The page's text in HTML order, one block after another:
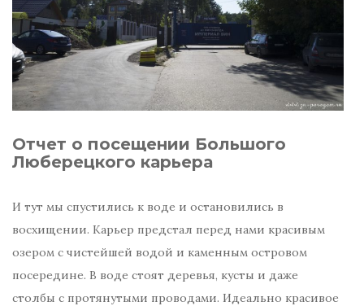
Отчет о посещении Большого
Люберецкого карьера
И тут мы спустились к воде и остановились в
восхищении. Карьер предстал перед нами красивым
озером с чистейшей водой и каменным островом
посередине. В воде стоят деревья, кусты и даже
столбы с протянутыми проводами. Идеально красивое